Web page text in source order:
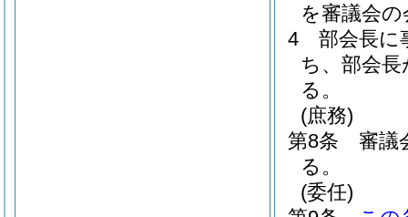
を審議会
4
部会長に
ち、部会
る。
(庶務)
第8条
審議
る。
(委任)